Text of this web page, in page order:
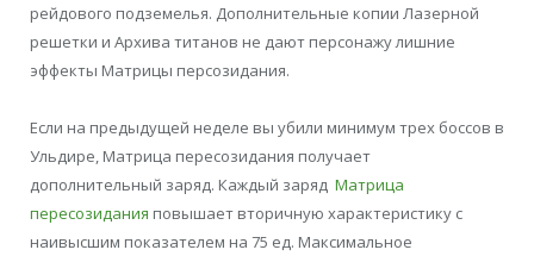
рейдового подземелья. Дополнительные копии Лазерной
решетки и Архива титанов не дают персонажу лишние
эффекты Матрицы персозидания.
Если на предыдущей неделе вы убили минимум трех боссов в
Ульдире, Матрица пересозидания получает
дополнительный заряд. Каждый заряд Матрица
пересозидания повышает вторичную характеристику с
наивысшим показателем на 75 ед. Максимальное